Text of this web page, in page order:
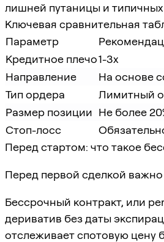
лишней путаницы и
Ключевая сравнительная
Параметр
Кредитное плечо1-3x
Направление
На основе
Тип ордера
Лимитный
Размер позиции Не более
Стоп-лосс
Перед стартом: что такое
Перед первой сделкой важно
Бессрочный контракт, или
дериватив без даты
отслеживает спотовую цену